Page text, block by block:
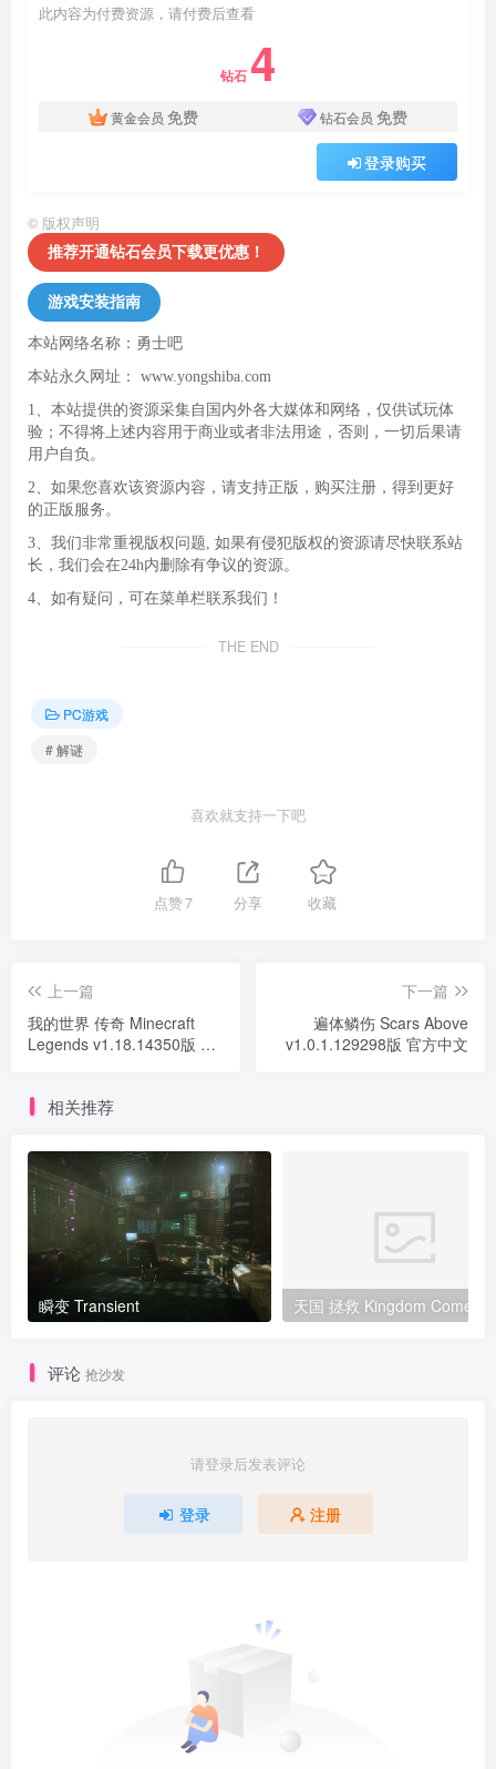
此内容为付费资源，请付费后查看
钻石 4
黄金会员 免费 钻石会员 免费
登录购买
© 版权声明
推荐开通钻石会员下载更优惠！
游戏安装指南
本站网络名称：勇士吧
本站永久网址： www.yongshiba.com
1、本站提供的资源采集自国内外各大媒体和网络，仅供试玩体
验；不得将上述内容用于商业或者非法用途，否则，一切后果请
用户自负。
2、如果您喜欢该资源内容，请支持正版，购买注册，得到更好
的正版服务。
3、我们非常重视版权问题, 如果有侵犯版权的资源请尽快联系站
长，我们会在24h内删除有争议的资源。
4、如有疑问，可在菜单栏联系我们！
THE END
PC游戏
# 解谜
喜欢就支持一下吧
点赞7 分享 收藏
上一篇
我的世界 传奇 Minecraft
Legends v1.18.14350版 官
下一篇
遍体鳞伤 Scars Above
v1.0.1.129298版 官方中文
相关推荐
瞬变 Transient
评论 抢沙发
请登录后发表评论
登录 注册